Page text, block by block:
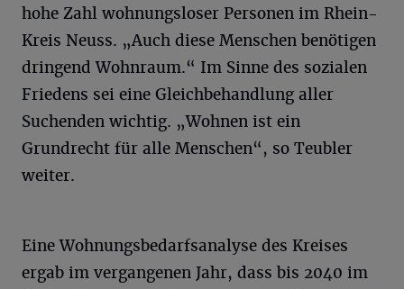
hohe Zahl wohnungsloser Personen im Rhein-
Kreis Neuss. „Auch diese Menschen benötigen
dringend Wohnraum.“ Im Sinne des sozialen
Friedens sei eine Gleichbehandlung aller
Suchenden wichtig. „Wohnen ist ein
Grundrecht für alle Menschen“, so Teubler
weiter.
Eine Wohnungsbedarfsanalyse des Kreises
ergab im vergangenen Jahr, dass bis 2040 im